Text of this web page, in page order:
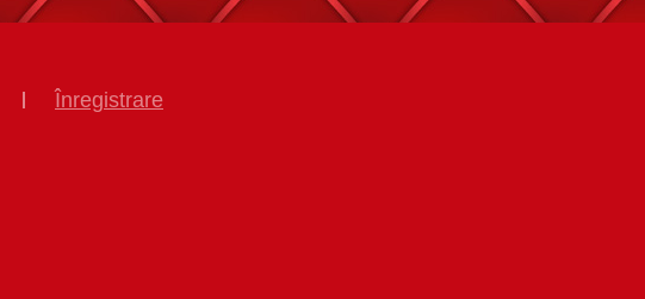
Înregistrare